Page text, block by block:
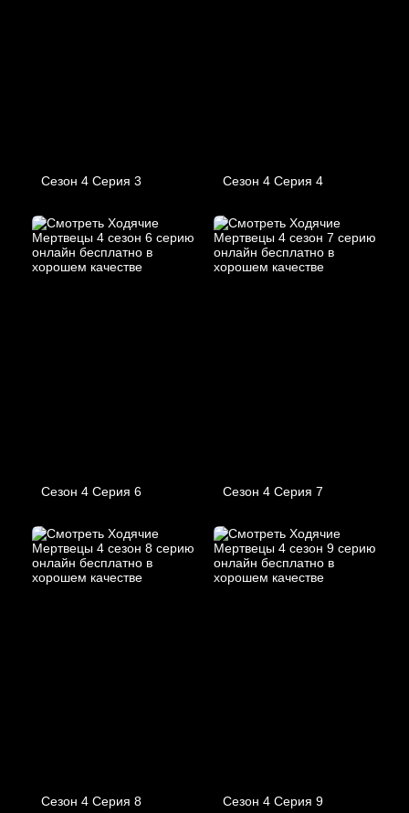
Сезон 4 Серия 3 Сезон 4 Серия 4
Сезон 4 Серия 6 Сезон 4 Серия 7
Сезон 4 Серия 8 Сезон 4 Серия 9